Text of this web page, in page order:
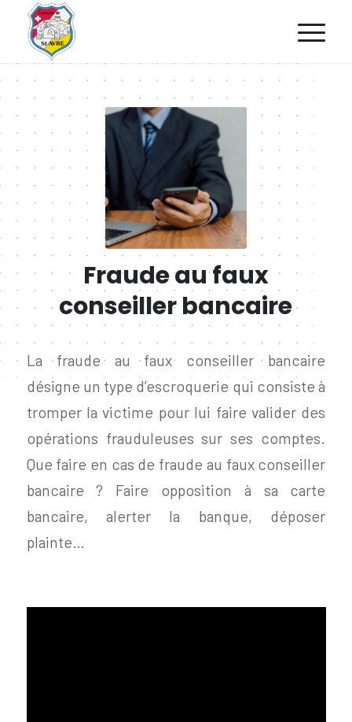
Fraude au faux
conseiller bancaire
La fraude au faux conseiller bancaire
désigne un type d’escroquerie qui consiste à
tromper la victime pour lui faire valider des
opérations frauduleuses sur ses comptes.
Que faire en cas de fraude au faux conseiller
bancaire ? Faire opposition à sa carte
bancaire, alerter la banque, déposer
plainte…